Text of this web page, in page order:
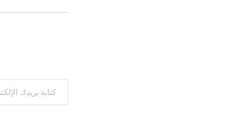
كتابة بريدك الإلكتروني...